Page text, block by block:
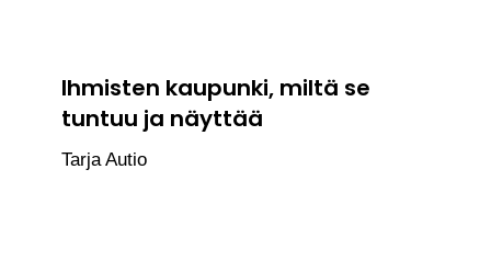
Ihmisten kaupunki, miltä se
tuntuu ja näyttää
Tarja Autio